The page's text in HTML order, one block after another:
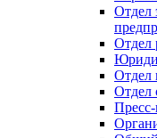
Отдел
Отдел
Отдел
Отдел